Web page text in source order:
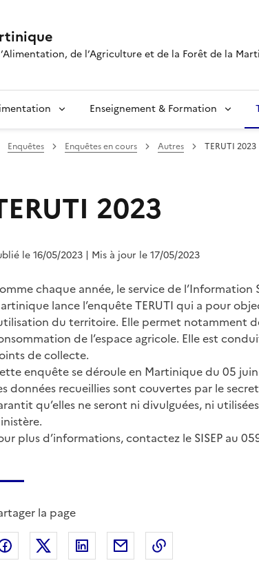
de l’Agriculture et de la Forêt de la
Enseignement & Formation
Enquêtes Enquêtes en cours Autres TERUTI 2023
2023
le 16/05/2023 | Mis à jour le 17/05/2023
chaque année, le service de
lance l’enquête TERUTI qui a pour
du territoire. Elle permet notamment
de l’espace agricole. Elle est
de collecte.
enquête se déroule en Martinique du 05
données recueillies sont couvertes par le
qu’elles ne seront ni divulguées, ni
plus d’informations, contactez le SISEP au
la page
Partager sur Facebook
Partager sur X (anciennement Twitter)
Partager sur LinkedIn
Partager par email
Copier dans le